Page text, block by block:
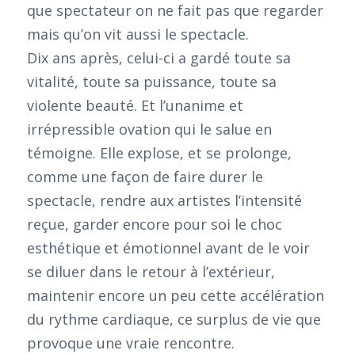
que spectateur on ne fait pas que regarder
mais qu’on vit aussi le spectacle.
Dix ans après, celui-ci a gardé toute sa
vitalité, toute sa puissance, toute sa
violente beauté. Et l’unanime et
irrépressible ovation qui le salue en
témoigne. Elle explose, et se prolonge,
comme une façon de faire durer le
spectacle, rendre aux artistes l’intensité
reçue, garder encore pour soi le choc
esthétique et émotionnel avant de le voir
se diluer dans le retour à l’extérieur,
maintenir encore un peu cette accélération
du rythme cardiaque, ce surplus de vie que
provoque une vraie rencontre.